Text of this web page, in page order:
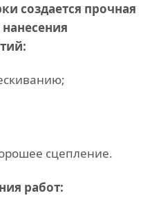
создается прочная
сцепление.
работ: